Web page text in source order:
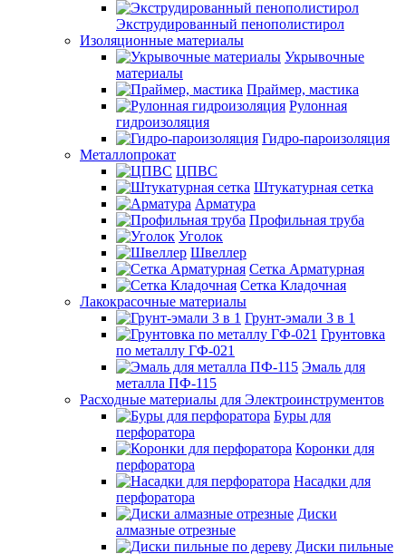
Экструдированный пенополистирол
Изоляционные материалы
Укрывочные
материалы
Праймер, мастика
Рулонная
гидроизоляция
Гидро-пароизоляция
Металлопрокат
ЦПВС
Штукатурная сетка
Арматура
Профильная труба
Уголок
Швеллер
Сетка Арматурная
Сетка Кладочная
Лакокрасочные материалы
Грунт-эмали 3 в 1
Грунтовка
по металлу ГФ-021
Эмаль для
металла ПФ-115
Расходные материалы для Электроинструментов
Буры для
перфоратора
Коронки для
перфоратора
Насадки для
перфоратора
Диски
алмазные отрезные
Диски пильные